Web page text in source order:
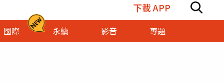
下載 APP
國際 永續 影音
專題